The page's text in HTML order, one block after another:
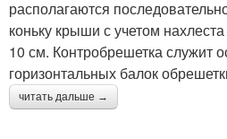
располагаются
коньку крыши с учетом
10 см. Контробрешетка служит
горизонтальных балок
читать дальше →